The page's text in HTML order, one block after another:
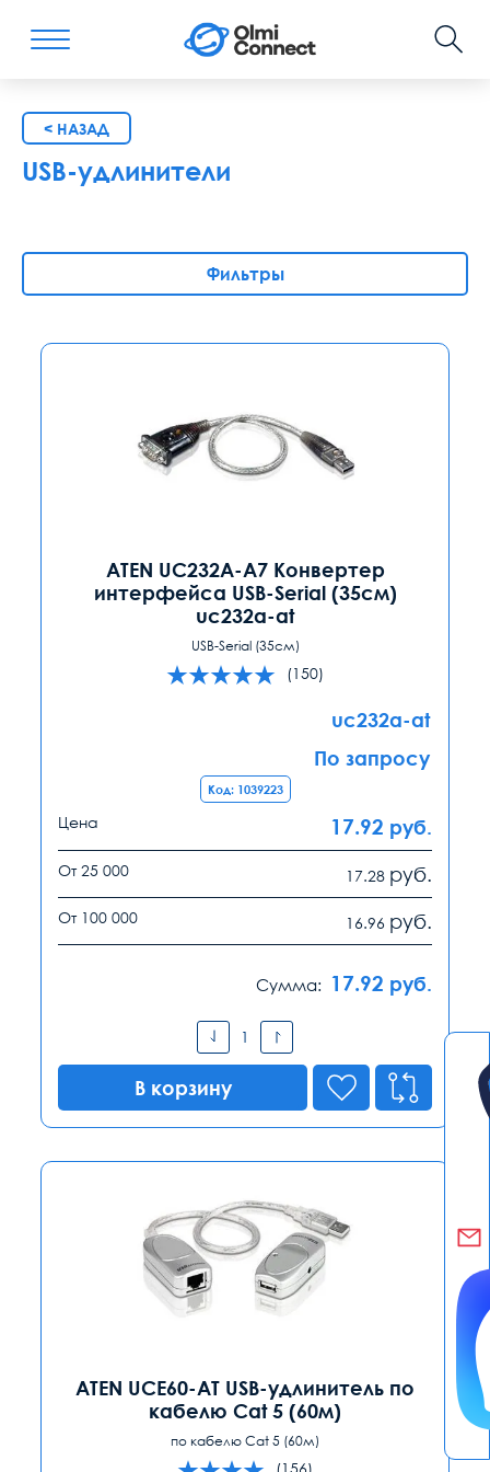
< НАЗАД
USB-удлинители
Фильтры
ATEN UC232A-A7 Конвертер
интерфейса USB-Serial (35см)
uc232a-at
USB-Serial (35см)
(150)
uc232a-at
По запросу
Код: 1039223
Цена 17.92 руб.
От 25 000 17.28 руб.
От 100 000 16.96 руб.
Сумма: 17.92 руб.
В корзину
ATEN UCE60-AT USB-удлинитель по
кабелю Cat 5 (60м)
по кабелю Cat 5 (60м)
(156)